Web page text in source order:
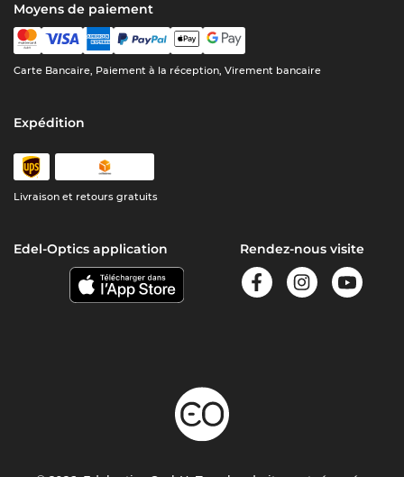
Moyens de paiement
Carte Bancaire, Paiement à la réception, Virement bancaire
Expédition
Livraison et retours gratuits
Edel-Optics application Rendez-nous visite